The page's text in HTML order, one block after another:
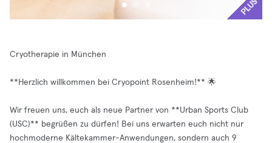
PLUS
Cryotherapie in München
**Herzlich willkommen bei Cryopoint Rosenheim!** 🌟
Wir freuen uns, euch als neue Partner von **Urban Sports Club
(USC)** begrüßen zu dürfen! Bei uns erwarten euch nicht nur
hochmoderne Kältekammer-Anwendungen, sondern auch 9